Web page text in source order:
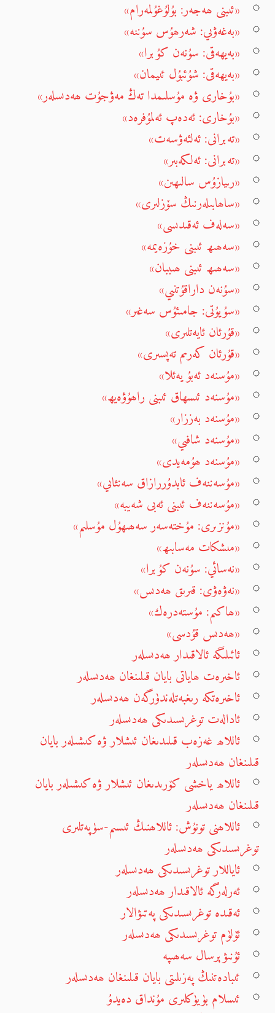
«ئىبنى ھەجەر: بۇلۇغۇلمەرام»
«بەغەۋىي: شەرھۇس سۇننە»
«بەيھەقى: سۇنەن كۇبرا»
«بەيھەقى: شۇئبۇل ئىيمان»
«بۇخارى ۋە مۇسلىمدا تەڭ مەۋجۇت ھەدىسلەر»
«بۇخارى: ئەدەپ ئەلمۇفرەد»
«تەبرانى: ئەلئەۋسەت»
«تەبرانى: ئەلكەبىر»
«رىيازۇس سالىھىن»
«ساھابىلەرنىڭ سۆزلىرى»
«سەلەف ئەقىدىسى»
«سەھىھ ئىبنى خۇزەيمە»
«سەھىھ ئىبنى ھىببان»
«سۇنەن داراقۇتنىي»
«سۇيۇتى: جامىئۇس سەغىر»
«قۇرئان ئايەتلىرى»
«قۇرئان كەرىم تەپسىرى»
«مۇسنەد ئەبۇ يەئلا»
«مۇسنەد ئىسھاق ئىبنى راھۇۋەيھ»
«مۇسنەد بەززار»
«مۇسنەد شافىي»
«مۇسنەد ھۇمەيدى»
«مۇسەننەف ئابدۇررازاق سەنئاىي»
«مۇسەننەف ئىبنى ئەبى شەيبە»
«مۇنزىرى: مۇختەسەر سەھىھۇل مۇسلىم»
«مىشكات مەسابىھ»
«نەسائي: سۇنەن كۇبرا»
«نەۋەۋى: قىرىق ھەدىس»
«ھاكىم: مۇستەدرەك»
«ھەدىس قۇدسى»
ئائىلىگە ئالاقىدار ھەدىسلەر
ئاخىرەت ھاياتى بايان قىلىنغان ھەدىسلەر
ئاخىرەتكە رىغبەتلەندۈرگەن ھەدىسلەر
ئادالەت توغرىسىدىكى ھەدىسلەر
ئاللاھ غەزەب قىلىدىغان ئىشلار ۋە كىشىلەر بايان
قىلىنغان ھەدىسلەر
ئاللاھ ياخشى كۆرىدىغان ئىشلار ۋە كىشىلەر بايان
قىلىنغان ھەدىسلەر
ئاللاھنى تونۇش: ئاللاھنىڭ ئىسىم-سۈپەتلىرى
توغرىسىدىكى ھەدىسلەر
ئاياللار توغرىسىدىكى ھەدىسلەر
ئەرلەرگە ئالاقىدار ھەدىسلەر
ئەقىدە توغرىسىدىكى پەتىۋالار
ئۆلۈم توغرىسىدىكى ھەدىسلەر
ئۇنىۋېرسال سەھىپە
ئىبادەتنىڭ پەزىلىتى بايان قىلىنغان ھەدىسلەر
ئىسلام بۈيۈكلىرى مۇنداق دەيدۇ